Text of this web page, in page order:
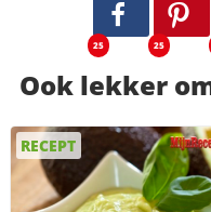
25 25
Ook lekker
RECEPT